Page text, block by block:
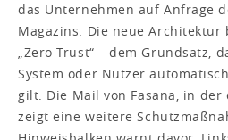
das Unternehmen auf Anfrage
Magazins. Die neue
„Zero Trust“ – dem Grundsatz,
System oder Nutzer
gilt. Die Mail von Fasana, in
zeigt eine weitere